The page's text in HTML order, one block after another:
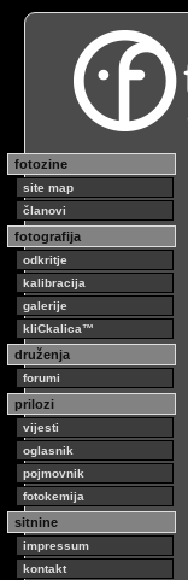
fotozine
site map
članovi
fotografija
odkritje
kalibracija
galerije
kliCkalica™
druženja
forumi
prilozi
vijesti
oglasnik
pojmovnik
fotokemija
sitnine
impressum
kontakt